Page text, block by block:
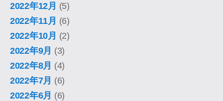
2022年12月 (5)
2022年11月 (6)
2022年10月 (2)
2022年9月 (3)
2022年8月 (4)
2022年7月 (6)
2022年6月 (6)